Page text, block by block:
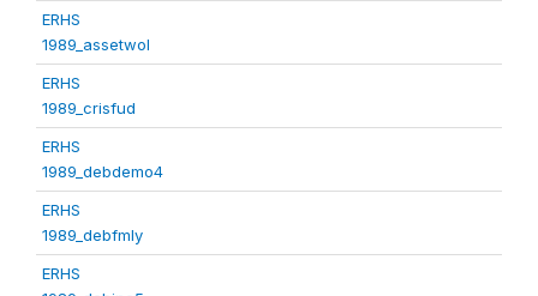
ERHS
1989_assetwol
ERHS
1989_crisfud
ERHS
1989_debdemo4
ERHS
1989_debfmly
ERHS